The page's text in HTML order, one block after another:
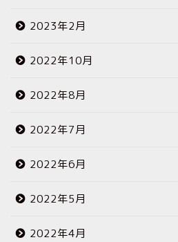
2023年2月
2022年10月
2022年8月
2022年7月
2022年6月
2022年5月
2022年4月